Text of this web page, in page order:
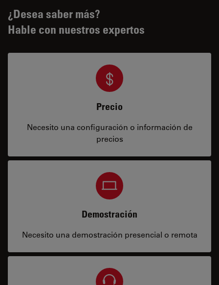
¿Desea saber más?
Hable con nuestros expertos
Precio
Necesito una configuración o información de
precios
Demostración
Necesito una demostración presencial o remota